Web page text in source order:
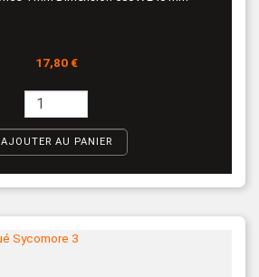
Prix
17,80 €
AJOUTER AU PANIER